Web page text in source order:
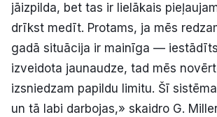
jāizpilda, bet tas ir lielākais
drīkst medīt. Protams, ja mēs
gadā situācija ir mainīga —
izveidota jaunaudze, tad mēs
izsniedzam papildu limitu. Šī
un tā labi darbojas,» skaidro G.